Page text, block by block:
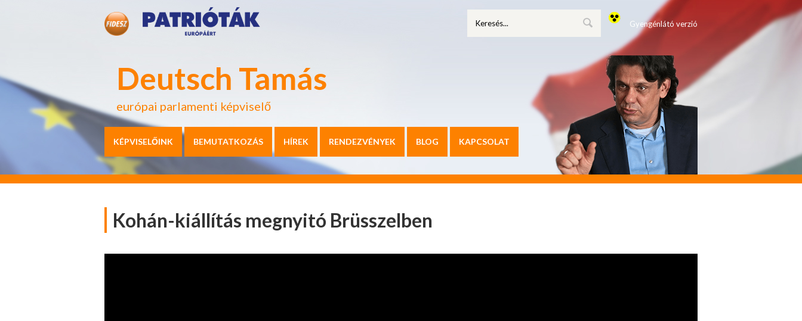
Deutsch Tamás
európai parlamenti képviselő
Gyengénlátó verzió
KÉPVISELŐINK BEMUTATKOZÁS HÍREK RENDEZVÉNYEK BLOG KAPCSOLAT
Kohán-kiállítás megnyitó Brüsszelben